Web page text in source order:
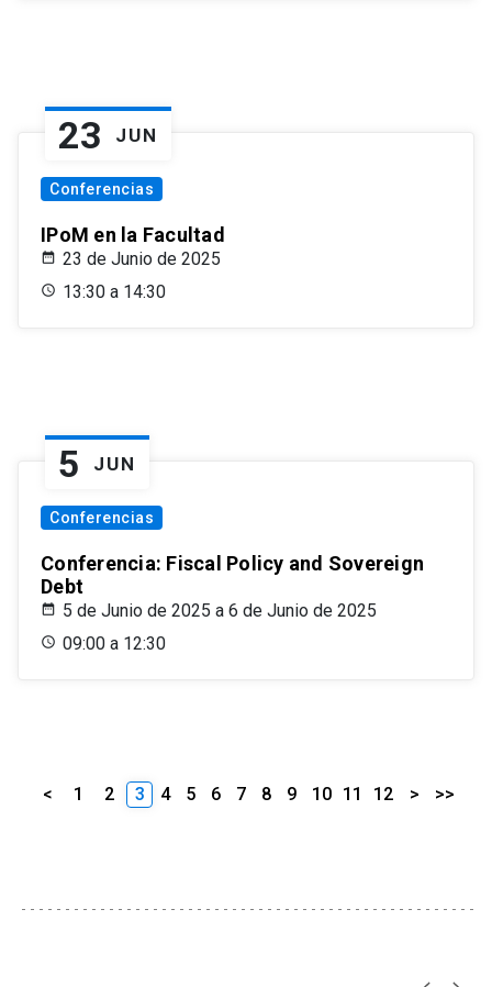
23 JUN
Conferencias
IPoM en la Facultad
23 de Junio de 2025
13:30 a 14:30
5 JUN
Conferencias
Conferencia: Fiscal Policy and Sovereign
Debt
5 de Junio de 2025 a 6 de Junio de 2025
09:00 a 12:30
< 1 2 3 4 5 6 7 8 9 10 11 12 > >>